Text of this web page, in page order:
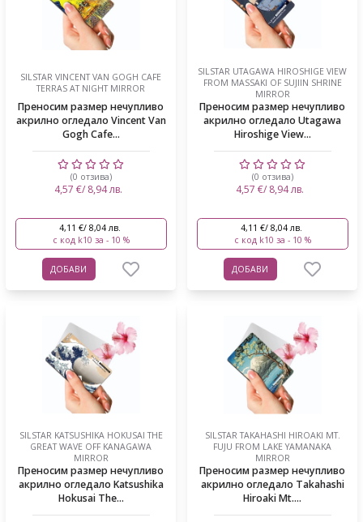
SILSTAR VINCENT VAN GOGH CAFE
TERRAS AT NIGHT MIRROR
Преносим размер нечупливо
акрилно огледало Vincent Van
Gogh Cafe...
(0 отзива)
4,57 €/ 8,94 лв.
4,11 €/ 8,04 лв.
с код k10 за - 10 %
ДОБАВИ
SILSTAR UTAGAWA HIROSHIGE VIEW
FROM MASSAKI OF SUJIIN SHRINE
MIRROR
Преносим размер нечупливо
акрилно огледало Utagawa
Hiroshige View...
(0 отзива)
4,57 €/ 8,94 лв.
4,11 €/ 8,04 лв.
с код k10 за - 10 %
ДОБАВИ
SILSTAR KATSUSHIKA HOKUSAI THE
GREAT WAVE OFF KANAGAWA
MIRROR
Преносим размер нечупливо
акрилно огледало Katsushika
Hokusai The...
SILSTAR TAKAHASHI HIROAKI MT.
FUJU FROM LAKE YAMANAKA
MIRROR
Преносим размер нечупливо
акрилно огледало Takahashi
Hiroaki Mt....